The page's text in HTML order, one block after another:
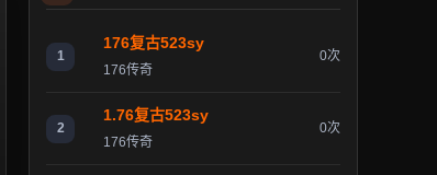
1
176复古523sy
176传奇
0次
2
1.76复古523sy
176传奇
0次